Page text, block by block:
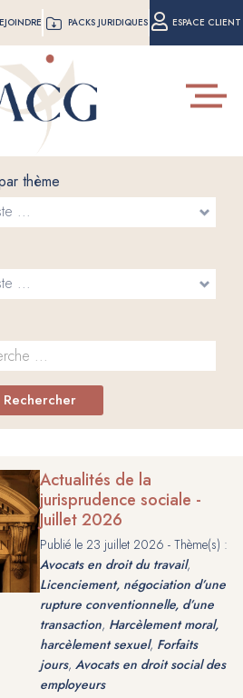
PACKS JURIDIQUES ESPACE CLIENT
Toggle
thème
Rechercher
Actualités de la
jurisprudence sociale -
Juillet 2026
Publié le 23 juillet 2026 - Thème(s) :
Avocats en droit du travail,
Licenciement, négociation d’une
rupture conventionnelle, d’une
transaction, Harcèlement moral,
harcèlement sexuel, Forfaits
jours, Avocats en droit social des
employeurs